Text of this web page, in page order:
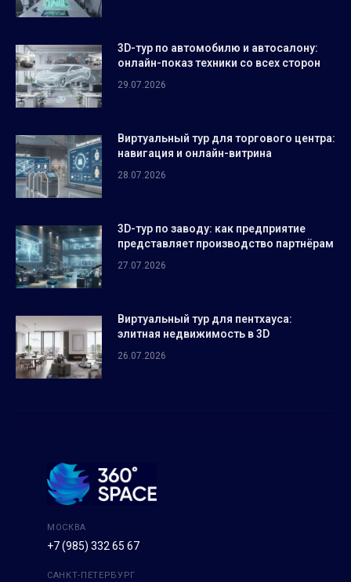
3D-тур по автомобилю и автосалону:
онлайн-показ техники со всех сторон
29.07.2026
Виртуальный тур для торгового центра:
навигация и онлайн-витрина
28.07.2026
3D-тур по заводу: как предприятие
представляет производство партнёрам
27.07.2026
Виртуальный тур для пентхауса:
элитная недвижимость в 3D
26.07.2026
МОСКВА
+7 (985) 332 65 67
САНКТ-ПЕТЕРБУРГ